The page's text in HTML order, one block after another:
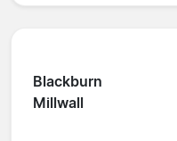
Blackburn
Millwall